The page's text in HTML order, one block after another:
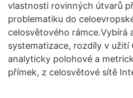
vlastnosti rovinných útvarů
problematiku do
celosvětového rámce.Vybírá
systematizace, rozdíly v užití
analyticky polohové a
přímek, z celosvětové sítě